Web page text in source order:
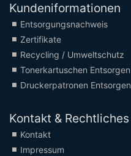
Kundeniformationen
Entsorgungsnachweis
Zertifikate
Recycling / Umweltschutz
Tonerkartuschen Entsorgen
Druckerpatronen Entsorgen
Kontakt & Rechtliches
Kontakt
Impressum